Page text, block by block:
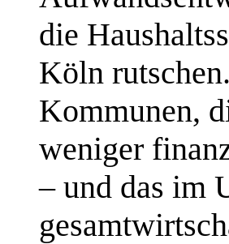
die
Köln
Kommunen,
weniger
– und das im